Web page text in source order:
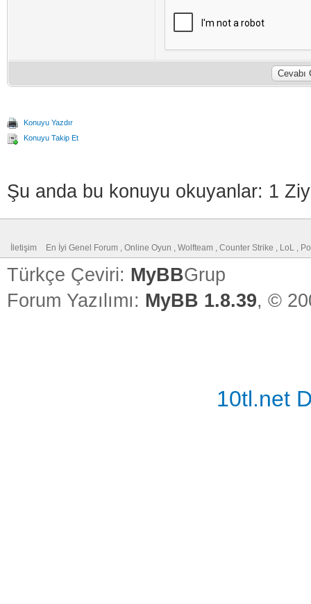
Konuyu Yazdır
Konuyu Takip Et
Şu anda bu konuyu okuyanlar: 1
İletişim En İyi Genel Forum , Online Oyun , Wolfteam , Counter Strike , LoL ,
Türkçe Çeviri: MyBBGrup
Forum Yazılımı: MyBB 1.8.39, ©
10tl.net